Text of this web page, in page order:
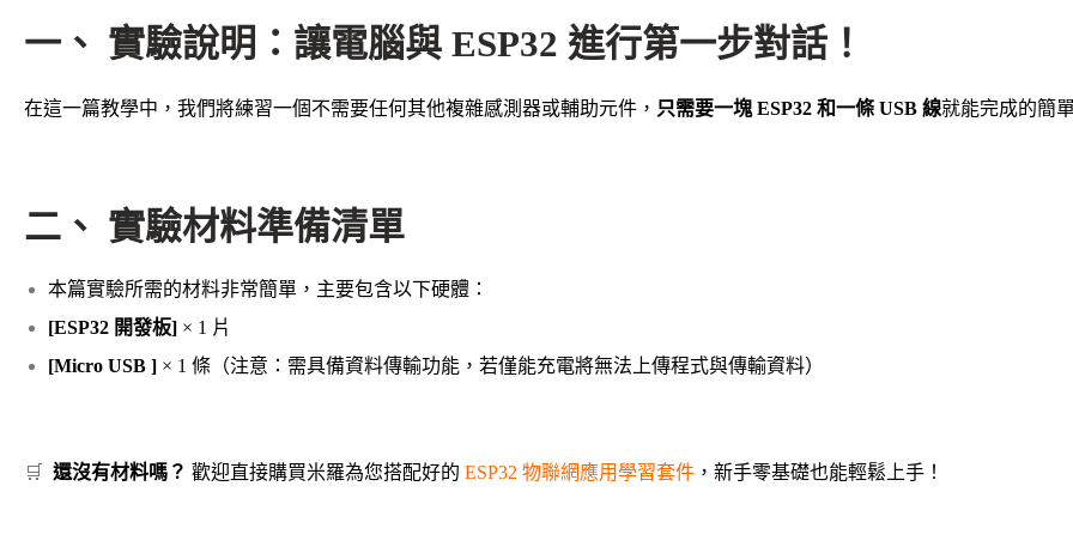
一、 實驗說明：讓電腦與 ESP32 進行第一步對話！
在這一篇教學中，我們將練習一個不需要任何其他複雜感測器或輔助元件， 只需要一塊 ESP32 和一條 USB 線就能完成的簡
二、 實驗材料準備清單
本篇實驗所需的材料非常簡單，主要包含以下硬體：
[ESP32 開發板] × 1 片
[Micro USB ] × 1 條（注意：需具備資料傳輸功能，若僅能充電將無法上傳程式與傳輸資料）
🛒 還沒有材料嗎？ 歡迎直接購買米羅為您搭配好的 ESP32 物聯網應用學習套件 ，新手零基礎也能輕鬆上手！